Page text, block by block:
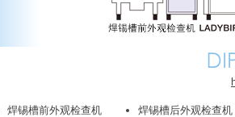
焊锡槽前外观检查机 焊锡槽后外观检查机